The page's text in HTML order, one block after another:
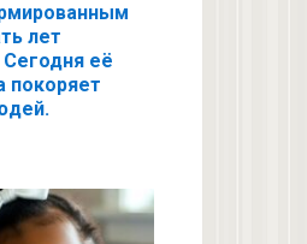
лет
её
покоряет